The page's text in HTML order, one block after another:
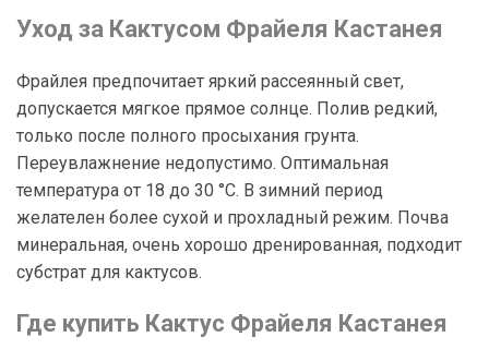
Уход за Кактусом Фрайеля Кастанея
Фрайлея предпочитает яркий рассеянный свет,
допускается мягкое прямое солнце. Полив редкий,
только после полного просыхания грунта.
Переувлажнение недопустимо. Оптимальная
температура от 18 до 30 °C. В зимний период
желателен более сухой и прохладный режим. Почва
минеральная, очень хорошо дренированная, подходит
субстрат для кактусов.
Где купить Кактус Фрайеля Кастанея